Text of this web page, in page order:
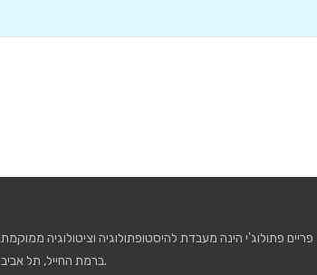
פריים פתולוג'י הינה מעבדת להיסטופתולוגיה וציטולוגיה ממוקמת
ברמת החייל, תל אביב.